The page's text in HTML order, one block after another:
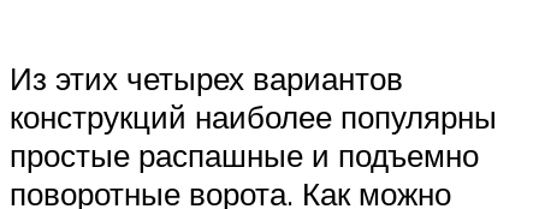
Из этих четырех вариантов
конструкций наиболее популярны
простые распашные и подъемно
поворотные ворота. Как можно